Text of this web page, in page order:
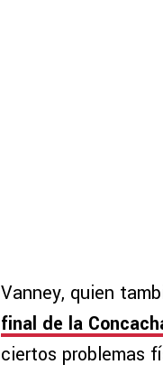
Vanney, quien
final de la
ciertos problemas